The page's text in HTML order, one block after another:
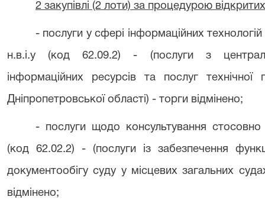
2 закупівлі (2 лоти) за процедурою
- послуги у сфері інформаційних
н.в.і.у (код 62.09.2) - (послуги з
інформаційних ресурсів та послуг технічної
Дніпропетровської області) - торги відмінено;
- послуги щодо консультування
(код 62.02.2) - (послуги із забезпечення
документообігу суду у місцевих загальних
відмінено;